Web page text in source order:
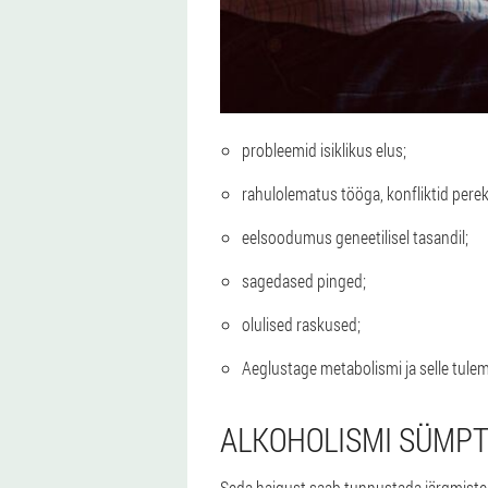
probleemid isiklikus elus;
rahulolematus tööga, konfliktid
eelsoodumus geneetilisel tasandil;
sagedased pinged;
olulised raskused;
Aeglustage metabolismi ja selle
ALKOHOLISMI